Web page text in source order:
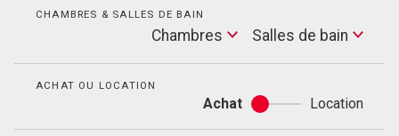
CHAMBRES & SALLES DE BAIN
Chambres
Salles
de
Salles de bain
ACHAT OU LOCATION
Achat
Achat
ou
Location